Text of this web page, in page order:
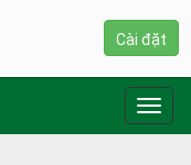
Cài đặt